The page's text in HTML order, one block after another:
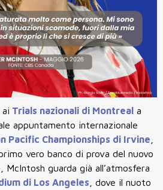
ai Trials nazionali di Montreal a
appuntamento internazionale
Pacific Championships di Irvine
vero banco di prova del nuovo
guarda già all’atmosfera
di Los Angeles , dove il nuoto